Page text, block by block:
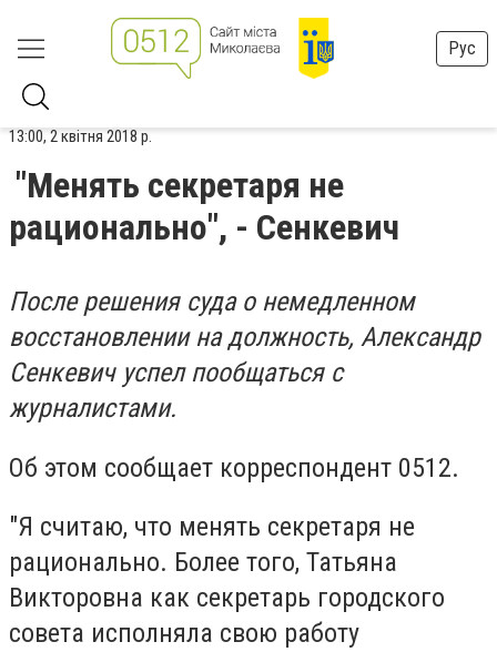
Рус
13:00, 2 квітня 2018 р.
"Менять секретаря не
рационально", - Сенкевич
После решения суда о немедленном
восстановлении на должность, Александр
Сенкевич успел пообщаться с
журналистами.
Об этом сообщает корреспондент 0512.
"Я считаю, что менять секретаря не
рационально. Более того, Татьяна
Викторовна как секретарь городского
совета исполняла свою работу